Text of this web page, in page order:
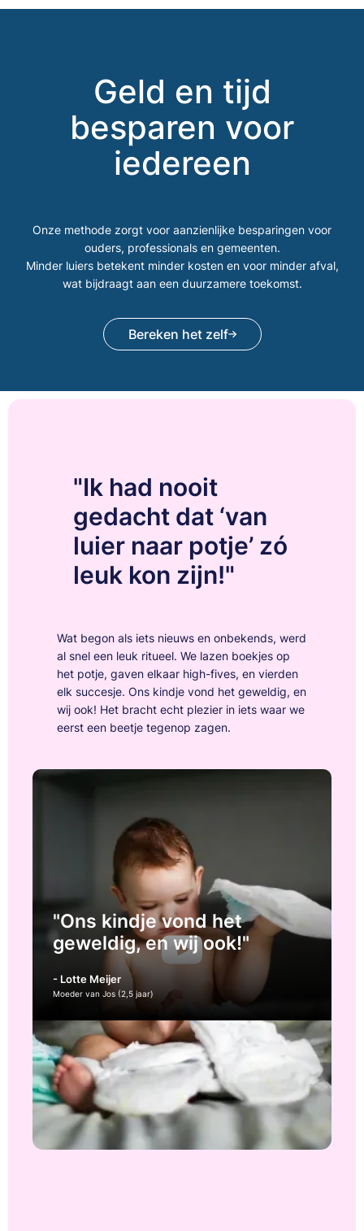
Geld en tijd
besparen voor
iedereen
Onze methode zorgt voor aanzienlijke besparingen voor
ouders, professionals en gemeenten.
Minder luiers betekent minder kosten en voor minder afval,
wat bijdraagt aan een duurzamere toekomst.
Bereken het zelf
"Ik had nooit
gedacht dat ‘van
luier naar potje’ zó
leuk kon zijn!"
Wat begon als iets nieuws en onbekends, werd
al snel een leuk ritueel. We lazen boekjes op
het potje, gaven elkaar high-fives, en vierden
elk succesje. Ons kindje vond het geweldig, en
wij ook! Het bracht echt plezier in iets waar we
eerst een beetje tegenop zagen.
"Ons kindje vond het
geweldig, en wij ook!"
- Lotte Meijer
Moeder van Jos (2,5 jaar)